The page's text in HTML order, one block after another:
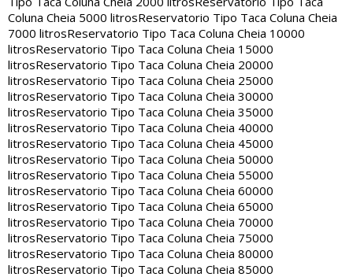
Coluna Cheia 5000 litrosReservatorio Tipo Taca Coluna Cheia
7000 litrosReservatorio Tipo Taca Coluna Cheia 10000
litrosReservatorio Tipo Taca Coluna Cheia 15000
litrosReservatorio Tipo Taca Coluna Cheia 20000
litrosReservatorio Tipo Taca Coluna Cheia 25000
litrosReservatorio Tipo Taca Coluna Cheia 30000
litrosReservatorio Tipo Taca Coluna Cheia 35000
litrosReservatorio Tipo Taca Coluna Cheia 40000
litrosReservatorio Tipo Taca Coluna Cheia 45000
litrosReservatorio Tipo Taca Coluna Cheia 50000
litrosReservatorio Tipo Taca Coluna Cheia 55000
litrosReservatorio Tipo Taca Coluna Cheia 60000
litrosReservatorio Tipo Taca Coluna Cheia 65000
litrosReservatorio Tipo Taca Coluna Cheia 70000
litrosReservatorio Tipo Taca Coluna Cheia 75000
litrosReservatorio Tipo Taca Coluna Cheia 80000
litrosReservatorio Tipo Taca Coluna Cheia 85000